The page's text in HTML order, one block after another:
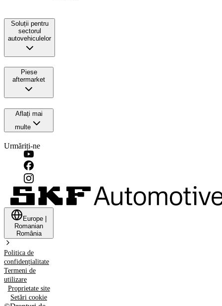
Soluții pentru
sectorul
autovehiculelor
Piese
aftermarket
Aflați mai
multe
Urmăriți-ne
Europe
Romanian
România
Politica de
confidențialitate
Termeni de
utilizare
Proprietate site
Setări cookie